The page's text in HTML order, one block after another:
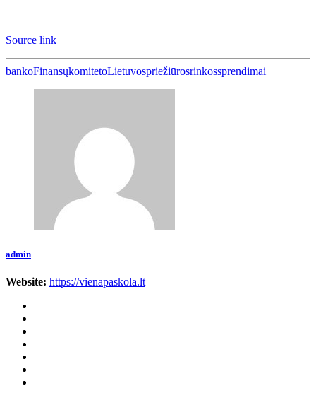
Source link
bankoFinansųkomitetoLietuvospriežiūrosrinkossprendimai
admin
Website: https://vienapaskola.lt